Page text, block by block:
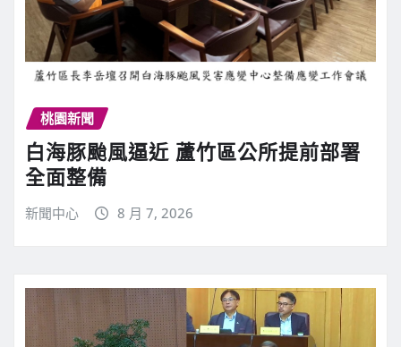
桃園新聞
白海豚颱風逼近 蘆竹區公所提前部署
全面整備
新聞中心 8 月 7, 2026